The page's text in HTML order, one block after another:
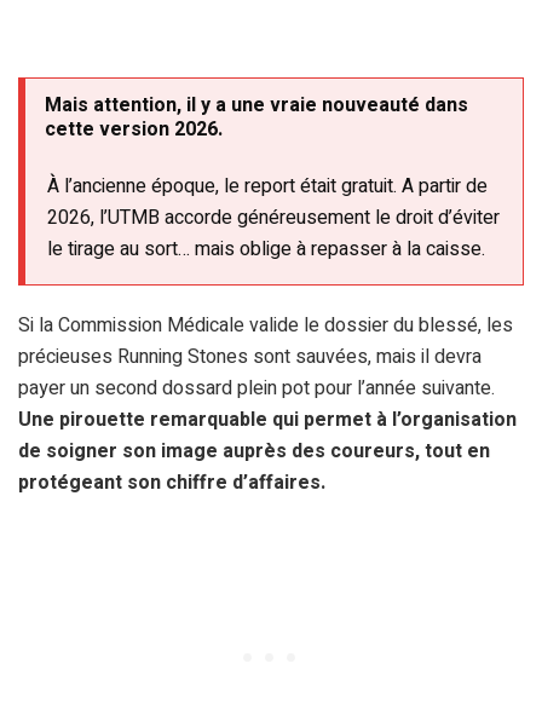
Mais attention, il y a une vraie nouveauté dans
cette version 2026.
À l’ancienne époque, le report était gratuit. A partir de
2026, l’UTMB accorde généreusement le droit d’éviter
le tirage au sort… mais oblige à repasser à la caisse.
Si la Commission Médicale valide le dossier du blessé, les
précieuses Running Stones sont sauvées, mais il devra
payer un second dossard plein pot pour l’année suivante.
Une pirouette remarquable qui permet à l’organisation
de soigner son image auprès des coureurs, tout en
protégeant son chiffre d’affaires.